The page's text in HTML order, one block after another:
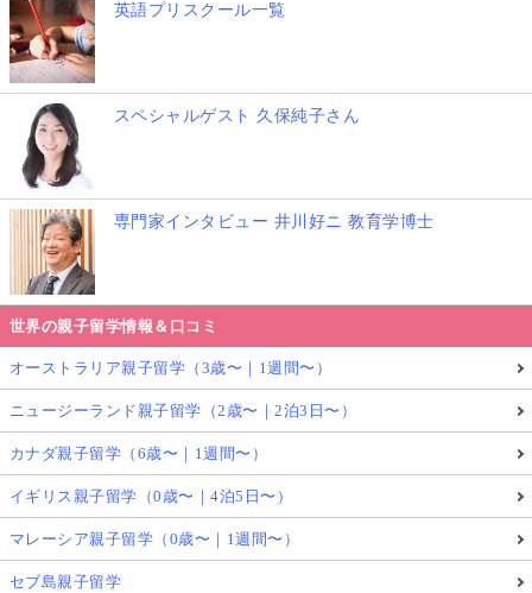
英語プリスクール一覧
スペシャルゲスト 久保純子さん
専門家インタビュー 井川好ニ 教育学博士
世界の親子留学情報＆口コミ
オーストラリア親子留学（3歳〜｜1週間〜）
ニュージーランド親子留学（2歳〜｜2泊3日〜）
カナダ親子留学（6歳〜｜1週間〜）
イギリス親子留学（0歳〜｜4泊5日〜）
マレーシア親子留学（0歳〜｜1週間〜）
セブ島親子留学